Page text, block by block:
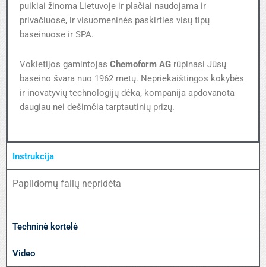
puikiai žinoma Lietuvoje ir plačiai naudojama ir
privačiuose, ir visuomeninės paskirties visų tipų
baseinuose ir SPA.
Vokietijos gamintojas Chemoform AG rūpinasi Jūsų
baseino švara nuo 1962 metų. Nepriekaištingos kokybės
ir inovatyvių technologijų dėka, kompanija apdovanota
daugiau nei dešimčia tarptautinių prizų.
Instrukcija
Papildomų failų nepridėta
Techninė kortelė
Video